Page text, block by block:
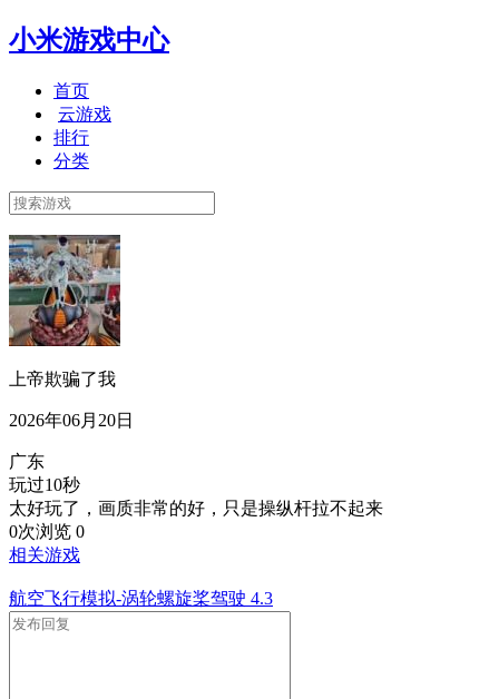
小米游戏中心
首页
云游戏
排行
分类
上帝欺骗了我
2026年06月20日
广东
玩过10秒
太好玩了，画质非常的好，只是操纵杆拉不起来
0次浏览 0
相关游戏
航空飞行模拟-涡轮螺旋桨驾驶 4.3